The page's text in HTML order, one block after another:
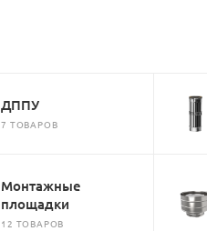
ДППУ
7 ТОВАРОВ
Монтажные
площадки
12 ТОВАРОВ